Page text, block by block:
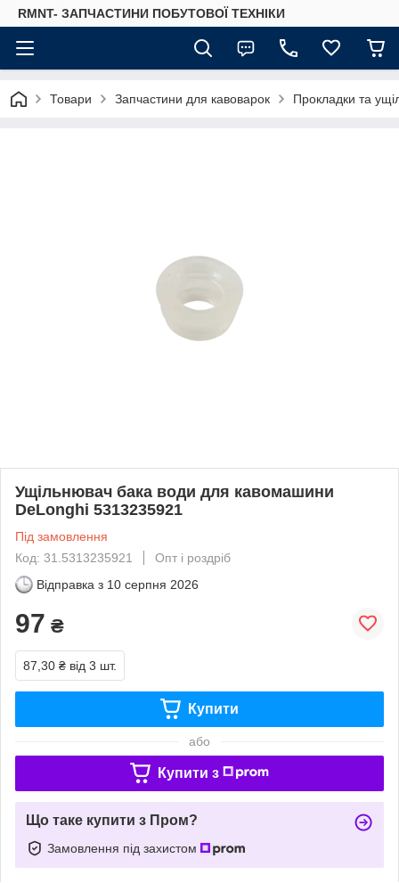
RMNT- ЗАПЧАСТИНИ ПОБУТОВОЇ ТЕХНІКИ
Товари Запчастини для кавоварок Прокладки та
Ущільнювач бака води для кавомашини
DeLonghi 5313235921
Під замовлення
Код: 31.5313235921
Опт і роздріб
Відправка з 10 серпня 2026
97 ₴
87,30 ₴ від 3 шт.
Купити
або
Купити з
Що таке купити з Пром?
Замовлення під захистом